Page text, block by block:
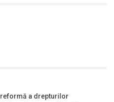
reformă a drepturilor